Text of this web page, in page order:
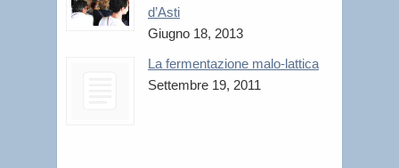
d’Asti
Giugno 18, 2013
La fermentazione malo-lattica
Settembre 19, 2011